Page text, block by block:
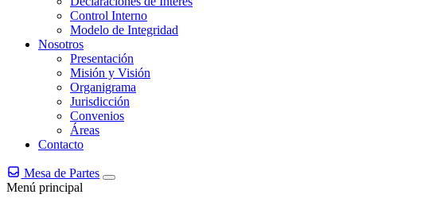
Control Interno
Modelo de Integridad
Nosotros
Presentación
Misión y Visión
Organigrama
Jurisdicción
Convenios
Áreas
Contacto
Mesa de Partes
Menú principal